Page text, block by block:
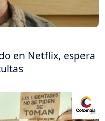
en Netflix, espera